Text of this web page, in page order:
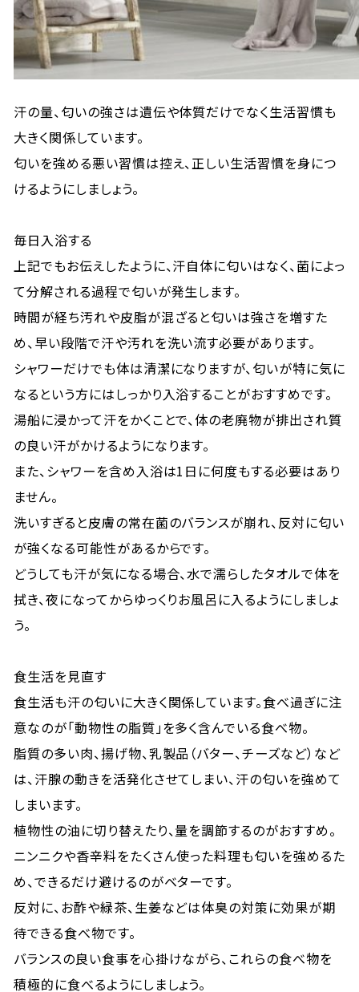
汗の量、匂いの強さは遺伝や体質だけでなく生活習慣も
大きく関係しています。
匂いを強める悪い習慣は控え、正しい生活習慣を身につ
けるようにしましょう。
毎日入浴する
上記でもお伝えしたように、汗自体に匂いはなく、菌によっ
て分解される過程で匂いが発生します。
時間が経ち汚れや皮脂が混ざると匂いは強さを増すた
め、早い段階で汗や汚れを洗い流す必要があります。
シャワーだけでも体は清潔になりますが、匂いが特に気に
なるという方にはしっかり入浴することがおすすめです。
湯船に浸かって汗をかくことで、体の老廃物が排出され質
の良い汗がかけるようになります。
また、シャワーを含め入浴は1日に何度もする必要はあり
ません。
洗いすぎると皮膚の常在菌のバランスが崩れ、反対に匂い
が強くなる可能性があるからです。
どうしても汗が気になる場合、水で濡らしたタオルで体を
拭き、夜になってからゆっくりお風呂に入るようにしましょ
う。
食生活を見直す
食生活も汗の匂いに大きく関係しています。食べ過ぎに注
意なのが「動物性の脂質」を多く含んでいる食べ物。
脂質の多い肉、揚げ物、乳製品（バター、チーズなど）など
は、汗腺の動きを活発化させてしまい、汗の匂いを強めて
しまいます。
植物性の油に切り替えたり、量を調節するのがおすすめ。
ニンニクや香辛料をたくさん使った料理も匂いを強めるた
め、できるだけ避けるのがベターです。
反対に、お酢や緑茶、生姜などは体臭の対策に効果が期
待できる食べ物です。
バランスの良い食事を心掛けながら、これらの食べ物を
積極的に食べるようにしましょう。